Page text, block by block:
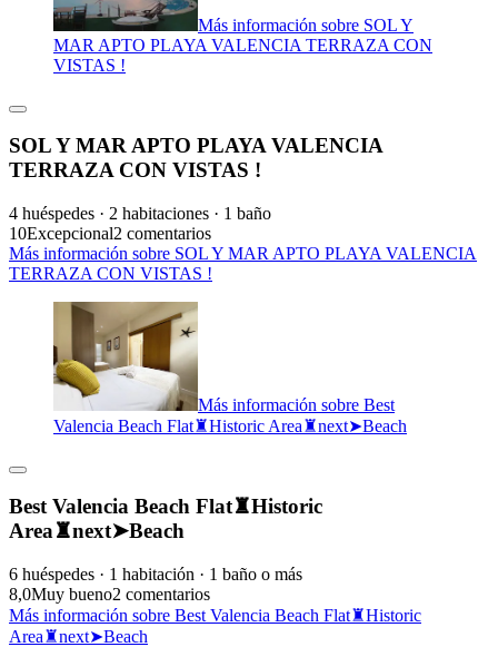
Más información sobre SOL Y
MAR APTO PLAYA VALENCIA TERRAZA CON
VISTAS !
SOL Y MAR APTO PLAYA VALENCIA
TERRAZA CON VISTAS !
4 huéspedes · 2 habitaciones · 1 baño
10Excepcional2 comentarios
Más información sobre SOL Y MAR APTO PLAYA VALENCIA
TERRAZA CON VISTAS !
Más información sobre Best
Valencia Beach Flat♜Historic Area♜next➤Beach
Best Valencia Beach Flat♜Historic
Area♜next➤Beach
6 huéspedes · 1 habitación · 1 baño o más
8,0Muy bueno2 comentarios
Más información sobre Best Valencia Beach Flat♜Historic
Area♜next➤Beach